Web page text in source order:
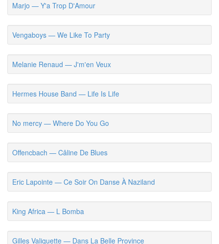
Marjo — Y'a Trop D'Amour
Vengaboys — We Like To Party
Melanie Renaud — J'm'en Veux
Hermes House Band — Life Is Life
No mercy — Where Do You Go
Offencbach — Câline De Blues
Eric Lapointe — Ce Soir On Danse À Naziland
King Africa — L Bomba
Gilles Valiquette — Dans La Belle Province